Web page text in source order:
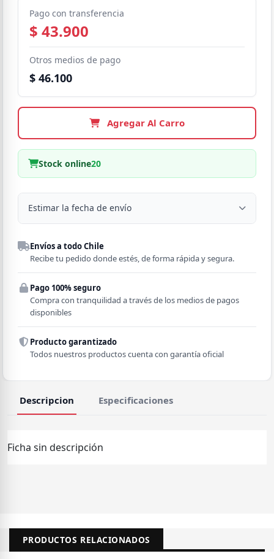
Pago con transferencia
$ 43.900
Otros medios de pago
$ 46.100
Agregar Al Carro
Stock online20
Estimar la fecha de envío
Despacho a domicilio
Región
Comuna
Envíos a todo Chile
Recibe tu pedido donde estés, de forma rápida y segura.
Pago 100% seguro
Compra con tranquilidad a través de los medios de pagos
disponibles
Producto garantizado
Todos nuestros productos cuenta con garantía oficial
Descripcion Especificaciones
Ficha sin descripción
PRODUCTOS RELACIONADOS